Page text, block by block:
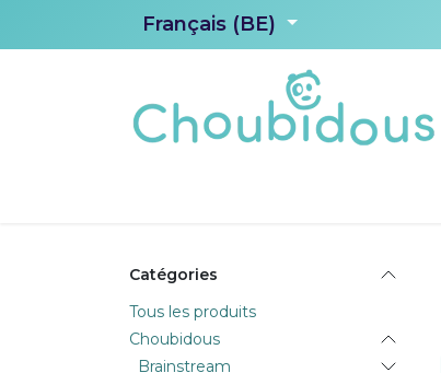
Français (BE)
Catégories
Tous les produits
Choubidous
Brainstream